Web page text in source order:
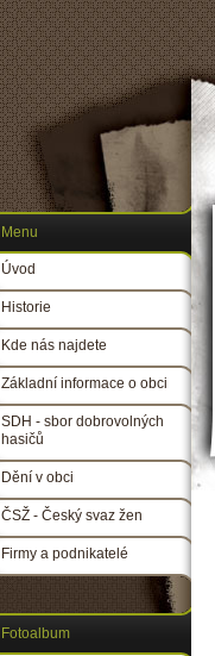
Menu
Úvod
Historie
Kde nás najdete
Základní informace o obci
SDH - sbor dobrovolných
hasičů
Dění v obci
ČSŽ - Český svaz žen
Firmy a podnikatelé
Fotoalbum